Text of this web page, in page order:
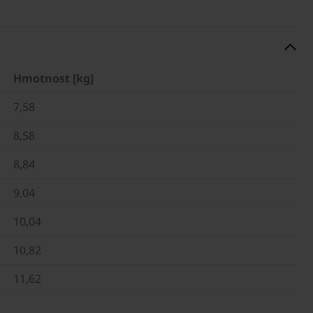
Hmotnost [kg]
7,58
8,58
8,84
9,04
10,04
10,82
11,62